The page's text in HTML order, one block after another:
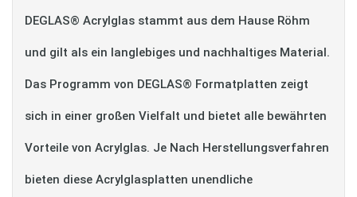
DEGLAS® Acrylglas stammt aus dem Hause Röhm
und gilt als ein langlebiges und nachhaltiges Material.
Das Programm von DEGLAS® Formatplatten zeigt
sich in einer großen Vielfalt und bietet alle bewährten
Vorteile von Acrylglas. Je Nach Herstellungsverfahren
bieten diese Acrylglasplatten unendliche